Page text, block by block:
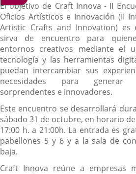
El objetivo de Craft Innova - II
Oficios Artísticos e Innovación (II
Artistic Crafts and Innovation) es
sirva de encuentro para
entornos creativos mediante el
tecnología y las herramientas
puedan intercambiar sus
necesidades para generar
sorprendentes e innovadores.
Este encuentro se desarrollará
sábado 31 de octubre, en horario de
17:00 h. a 21:00h. La entrada es
pabellones 5 y 6 y a la sala de
baja.
Craft Innova reúne a empresas